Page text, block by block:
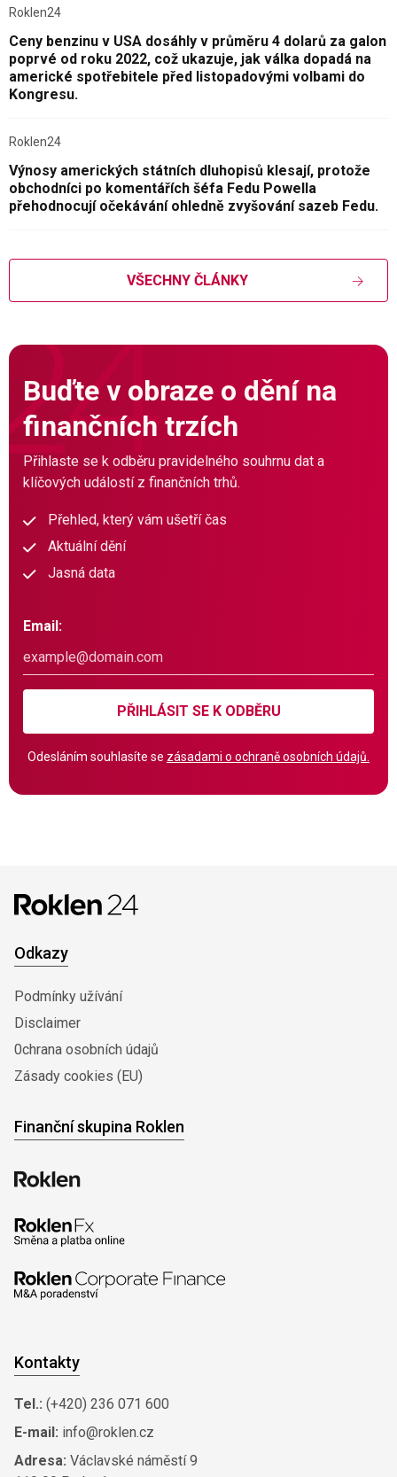
Roklen24
Ceny benzinu v USA dosáhly v průměru 4 dolarů za galon
poprvé od roku 2022, což ukazuje, jak válka dopadá na
americké spotřebitele před listopadovými volbami do
Kongresu.
Roklen24
Výnosy amerických státních dluhopisů klesají, protože
obchodníci po komentářích šéfa Fedu Powella
přehodnocují očekávání ohledně zvyšování sazeb Fedu.
VŠECHNY ČLÁNKY
Buďte v obraze o dění na
finančních trzích
Přihlaste se k odběru pravidelného souhrnu dat a
klíčových událostí z finančních trhů.
Přehled, který vám ušetří čas
Aktuální dění
Jasná data
Email:
PŘIHLÁSIT SE K ODBĚRU
Odesláním souhlasíte se zásadami o ochraně osobních údajů.
Odkazy
Podmínky užívání
Disclaimer
0chrana osobních údajů
Zásady cookies (EU)
Finanční skupina Roklen
Kontakty
Tel.: (+420) 236 071 600
E-mail: info@roklen.cz
Adresa: Václavské náměstí 9